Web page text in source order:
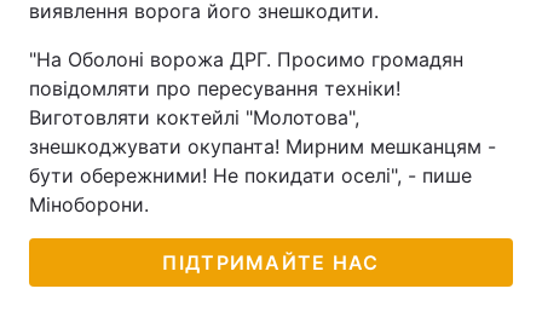
виявлення ворога його знешкодити.
"На Оболоні ворожа ДРГ. Просимо громадян
повідомляти про пересування техніки!
Виготовляти коктейлі "Молотова",
знешкоджувати окупанта! Мирним мешканцям -
бути обережними! Не покидати оселі", - пише
Міноборони.
ПІДТРИМАЙТЕ НАС